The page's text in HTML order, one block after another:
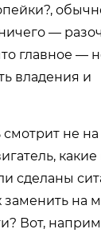
—
главное —
владения и
не на
сделаны
на
Вот,